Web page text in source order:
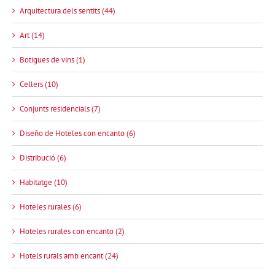
Arquitectura dels sentits (44)
Art (14)
Botigues de vins (1)
Cellers (10)
Conjunts residencials (7)
Diseño de Hoteles con encanto (6)
Distribució (6)
Habitatge (10)
Hoteles rurales (6)
Hoteles rurales con encanto (2)
Hotels rurals amb encant (24)